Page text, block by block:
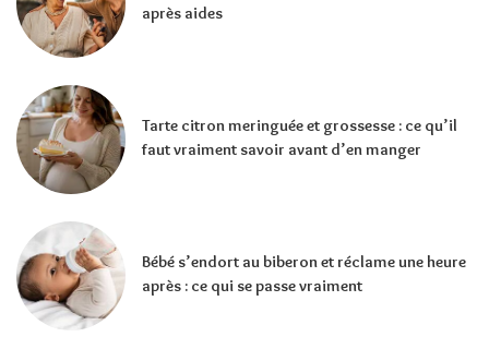
après aides
Tarte citron meringuée et grossesse : ce qu’il
faut vraiment savoir avant d’en manger
Bébé s’endort au biberon et réclame une heure
après : ce qui se passe vraiment